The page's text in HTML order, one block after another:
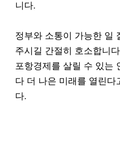
니다.
정부와 소통이 가능한 일
주시길 간절히 호소합니
포항경제를 살릴 수 있는
다 더 나은 미래를 열린다
다.